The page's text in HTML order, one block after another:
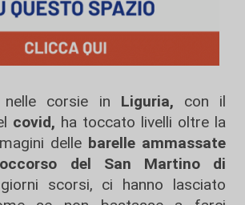
nelle corsie in Liguria, con il
covid, ha toccato livelli oltre la
delle barelle ammassate
del San Martino di
scorsi, ci hanno lasciato